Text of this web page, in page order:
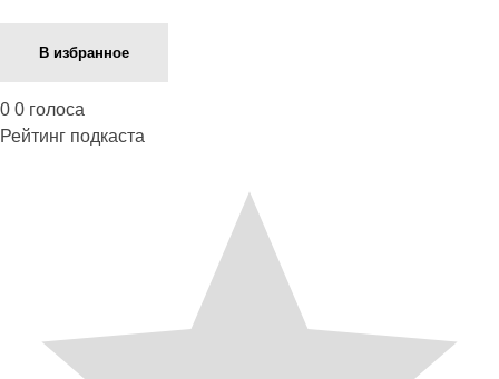
В избранное
0 0 голоса
Рейтинг подкаста